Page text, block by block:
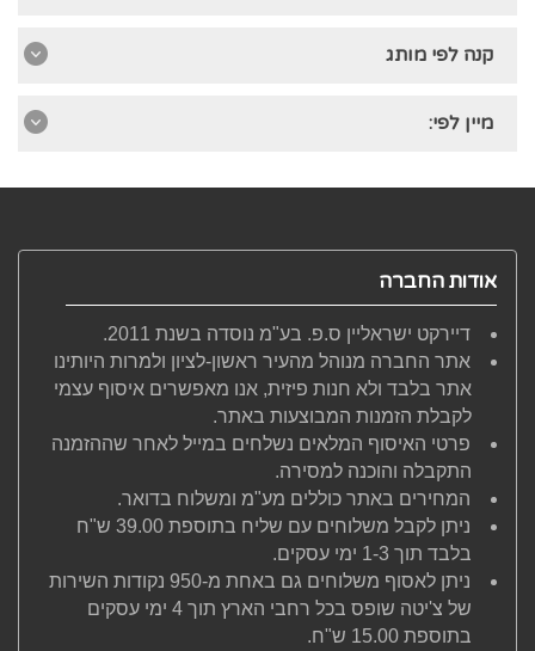
קנה לפי מותג
מיין לפי:
אודות החברה
דיירקט ישראליין ס.פ. בע"מ נוסדה בשנת 2011.
אתר החברה מנוהל מהעיר ראשון-לציון ולמרות היותינו
אתר בלבד ולא חנות פיזית, אנו מאפשרים איסוף עצמי
לקבלת הזמנות המבוצעות באתר.
פרטי האיסוף המלאים נשלחים במייל לאחר שההזמנה
התקבלה והוכנה למסירה.
המחירים באתר כוללים מע"מ ומשלוח בדואר.
ניתן לקבל משלוחים עם שליח בתוספת 39.00 ש"ח
בלבד תוך 1-3 ימי עסקים.
ניתן לאסוף משלוחים גם באחת מ-950 נקודות השירות
של צ'יטה שופס בכל רחבי הארץ תוך 4 ימי עסקים
בתוספת 15.00 ש"ח.